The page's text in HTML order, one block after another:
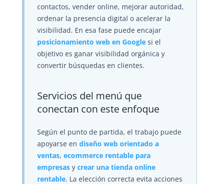
contactos, vender online, mejorar autoridad,
ordenar la presencia digital o acelerar la
visibilidad. En esa fase puede encajar
posicionamiento web en Googlesi el
objetivo es ganar visibilidad orgánica y
convertir búsquedas en clientes.
Servicios del menú que
conectan con este enfoque
Según el punto de partida, el trabajo puede
apoyarse en diseño web orientado a
ventas, ecommerce rentable para
empresasy crear una tienda online
rentable. La elección correcta evita acciones